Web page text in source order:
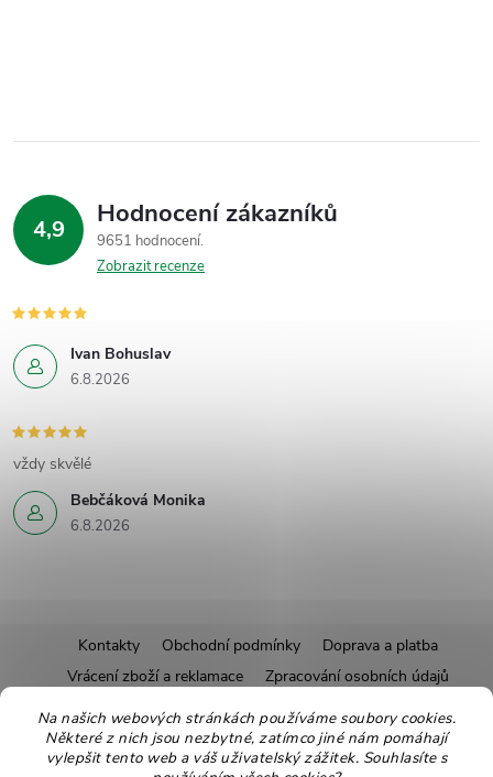
Na našich webových stránkách používáme soubory cookies.
Některé z nich jsou nezbytné, zatímco jiné nám pomáhají
vylepšit tento web a váš uživatelský zážitek. Souhlasíte s
4,9 Hodnocení zákazníků
9651 hodnocení
Zobrazit recenze
Ivan Bohuslav
6.8.2026
Bebčáková Monika
6.8.2026
vždy skvělé
á
Kontakty Obchodní podmínky
Doprava a platba
Vrácení zboží a reklamace
Zpracování osobních údajů
Pravidla soutěží
Affiliate program
Recepty
Pro nové dodavatele
Ekologické balení Moje objednávka